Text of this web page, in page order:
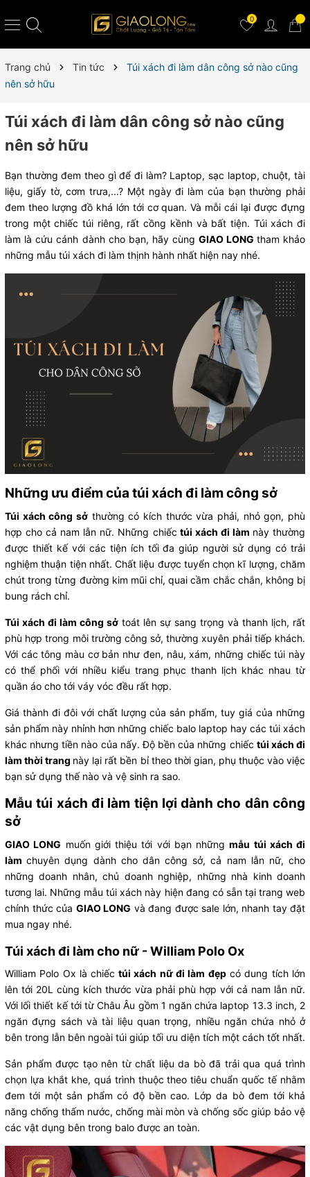
0
Trang chủ Tin tức
Túi xách đi làm dân công sở nào cũng
nên sở hữu
Túi xách đi làm dân công sở nào cũng
nên sở hữu
Bạn thường đem theo gì để đi làm? Laptop, sạc laptop, chuột, tài
liệu, giấy tờ, cơm trưa,...? Một ngày đi làm của bạn thường phải
đem theo lượng đồ khá lớn tới cơ quan. Và mỗi cái lại được đựng
trong một chiếc túi riêng, rất cồng kềnh và bất tiện. Túi xách đi
làm là cứu cánh dành cho bạn, hãy cùng GIAO LONG tham khảo
những mẫu túi xách đi làm thịnh hành nhất hiện nay nhé.
Những ưu điểm của túi xách đi làm công sở
Túi xách công sở thường có kích thước vừa phải, nhỏ gọn, phù
hợp cho cả nam lẫn nữ. Những chiếc túi xách đi làm này thường
được thiết kế với các tiện ích tối đa giúp người sử dụng có trải
nghiệm thuận tiện nhất. Chất liệu được tuyển chọn kĩ lượng, chăm
chút trong từng đường kim mũi chỉ, quai cầm chắc chắn, không bị
bung rách chỉ.
Túi xách đi làm công sở toát lên sự sang trọng và thanh lịch, rất
phù hợp trong môi trường công sở, thường xuyên phải tiếp khách.
Với các tông màu cơ bản như đen, nâu, xám, những chiếc túi này
có thể phối với nhiều kiểu trang phục thanh lịch khác nhau từ
quần áo cho tới váy vóc đều rất hợp.
Giá thành đi đôi với chất lượng của sản phẩm, tuy giá của những
sản phẩm này nhỉnh hơn những chiếc balo laptop hay các túi xách
khác nhưng tiền nào của nấy. Độ bền của những chiếc túi xách đi
làm thời trang này lại rất bền bỉ theo thời gian, phụ thuộc vào việc
bạn sử dụng thế nào và vệ sinh ra sao.
Mẫu túi xách đi làm tiện lợi dành cho dân công
sở
GIAO LONG muốn giới thiệu tới với bạn nhữngmẫu túi xách đi
làmchuyên dụng dành cho dân công sở, cả nam lẫn nữ, cho
những doanh nhân, chủ doanh nghiệp, những nhà kinh doanh
tương lai. Những mẫu túi xách này hiện đang có sẵn tại trang web
chính thức của GIAO LONG và đang được sale lớn, nhanh tay đặt
mua ngay nhé.
Túi xách đi làm cho nữ - William Polo Ox
William Polo Ox là chiếc túi xách nữ đi làm đẹpcó dung tích lớn
lên tới 20L cùng kích thước vừa phải phù hợp với cả nam lẫn nữ.
Với lối thiết kế tới từ Châu Âu gồm 1 ngăn chứa laptop 13.3 inch, 2
ngăn đựng sách và tài liệu quan trọng, nhiều ngăn chứa nhỏ ở
bên trong lẫn bên ngoài túi giúp tối ưu diện tích một cách tốt nhất.
Sản phẩm được tạo nên từ chất liệu da bò đã trải qua quá trình
chọn lựa khắt khe, quá trình thuộc theo tiêu chuẩn quốc tế nhằm
đem tới một sản phẩm có độ bền cao. Lớp da bò đem tới khả
năng chống thấm nước, chống mài mòn và chống sốc giúp bảo vệ
các vật dụng bên trong balo được an toàn.